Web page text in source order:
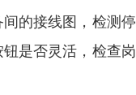
的接线图，检测
是否灵活，检查